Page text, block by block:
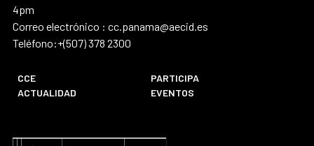
4pm
Correo electrónico : cc.panama@aecid.es
Teléfono:+(507) 378 2300
CCE
PARTICIPA
ACTUALIDAD
EVENTOS